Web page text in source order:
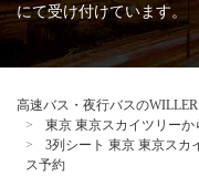
にて受け付けています。
高速バス・夜行バスの
東京 東京スカイツリーか
3列シート 東京 東京スカ
ス予約